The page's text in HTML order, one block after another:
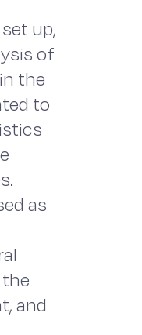
up,
of
the
to
as
and